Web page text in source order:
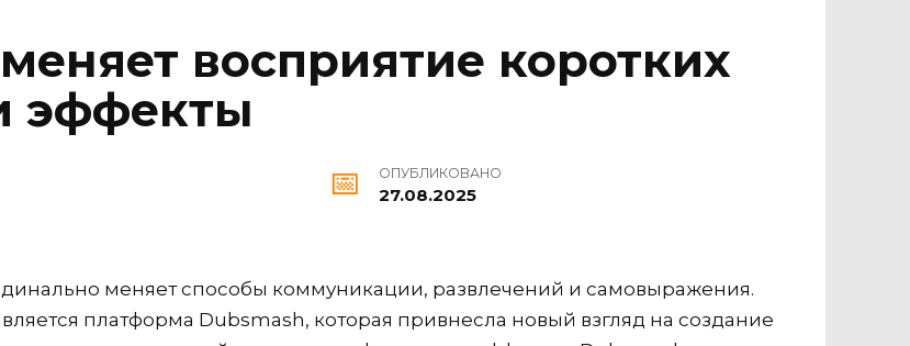
восприятие коротких
эффекты
ОПУБЛИКОВАНО
27.08.2025
меняет способы коммуникации, развлечений и самовыражения.
платформа Dubsmash, которая привнесла новый взгляд на создание